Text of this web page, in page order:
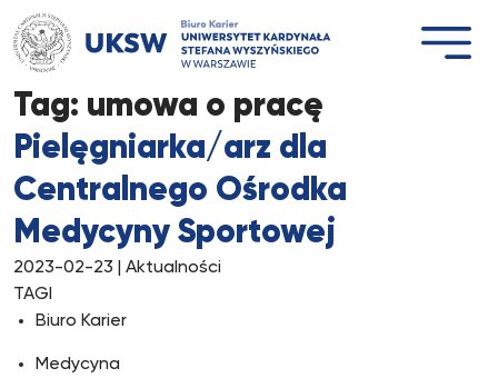
Przejdź
do
treści
Tag: umowa o pracę
Pielęgniarka/arz dla
Centralnego Ośrodka
Medycyny Sportowej
2023-02-23 | Aktualności
TAGI
Biuro Karier
Medycyna